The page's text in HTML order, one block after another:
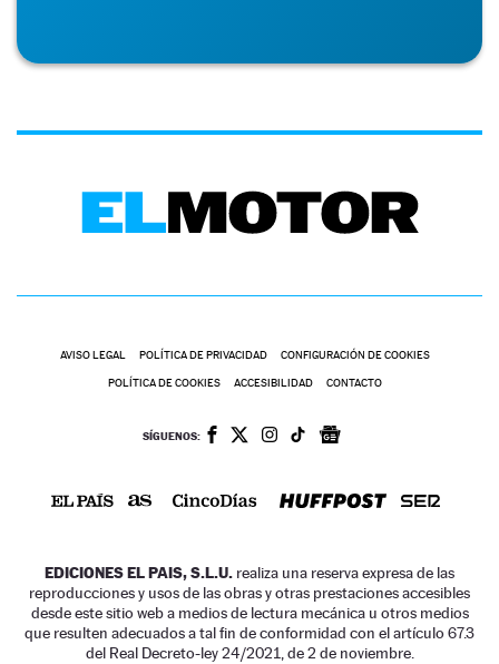
AVISO LEGAL POLÍTICA DE PRIVACIDAD CONFIGURACIÓN DE COOKIES
POLÍTICA DE COOKIES ACCESIBILIDAD CONTACTO
SÍGUENOS:
EDICIONES EL PAIS, S.L.U. realiza una reserva expresa de las
reproducciones y usos de las obras y otras prestaciones accesibles
desde este sitio web a medios de lectura mecánica u otros medios
que resulten adecuados a tal fin de conformidad con el artículo 67.3
del Real Decreto-ley 24/2021, de 2 de noviembre.